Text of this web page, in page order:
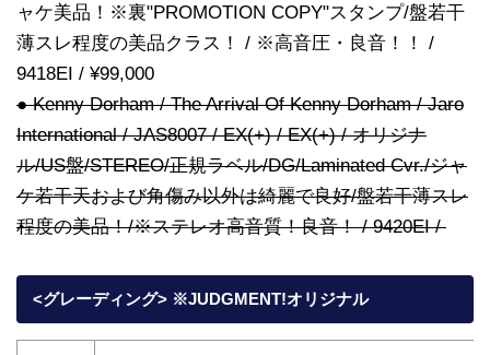
ャケ美品！※裏"PROMOTION COPY"スタンプ/盤若干
薄スレ程度の美品クラス！ / ※高音圧・良音！！ /
9418EI / ¥99,000
● Kenny Dorham / The Arrival Of Kenny Dorham / Jaro
International / JAS8007 / EX(+) / EX(+) / オリジナ
ル/US盤/STEREO/正規ラベル/DG/Laminated Cvr./ジャ
ケ若干天および角傷み以外は綺麗で良好/盤若干薄スレ
程度の美品！/※ステレオ高音質！良音！ / 9420EI /
<グレーディング> ※JUDGMENT!オリジナル